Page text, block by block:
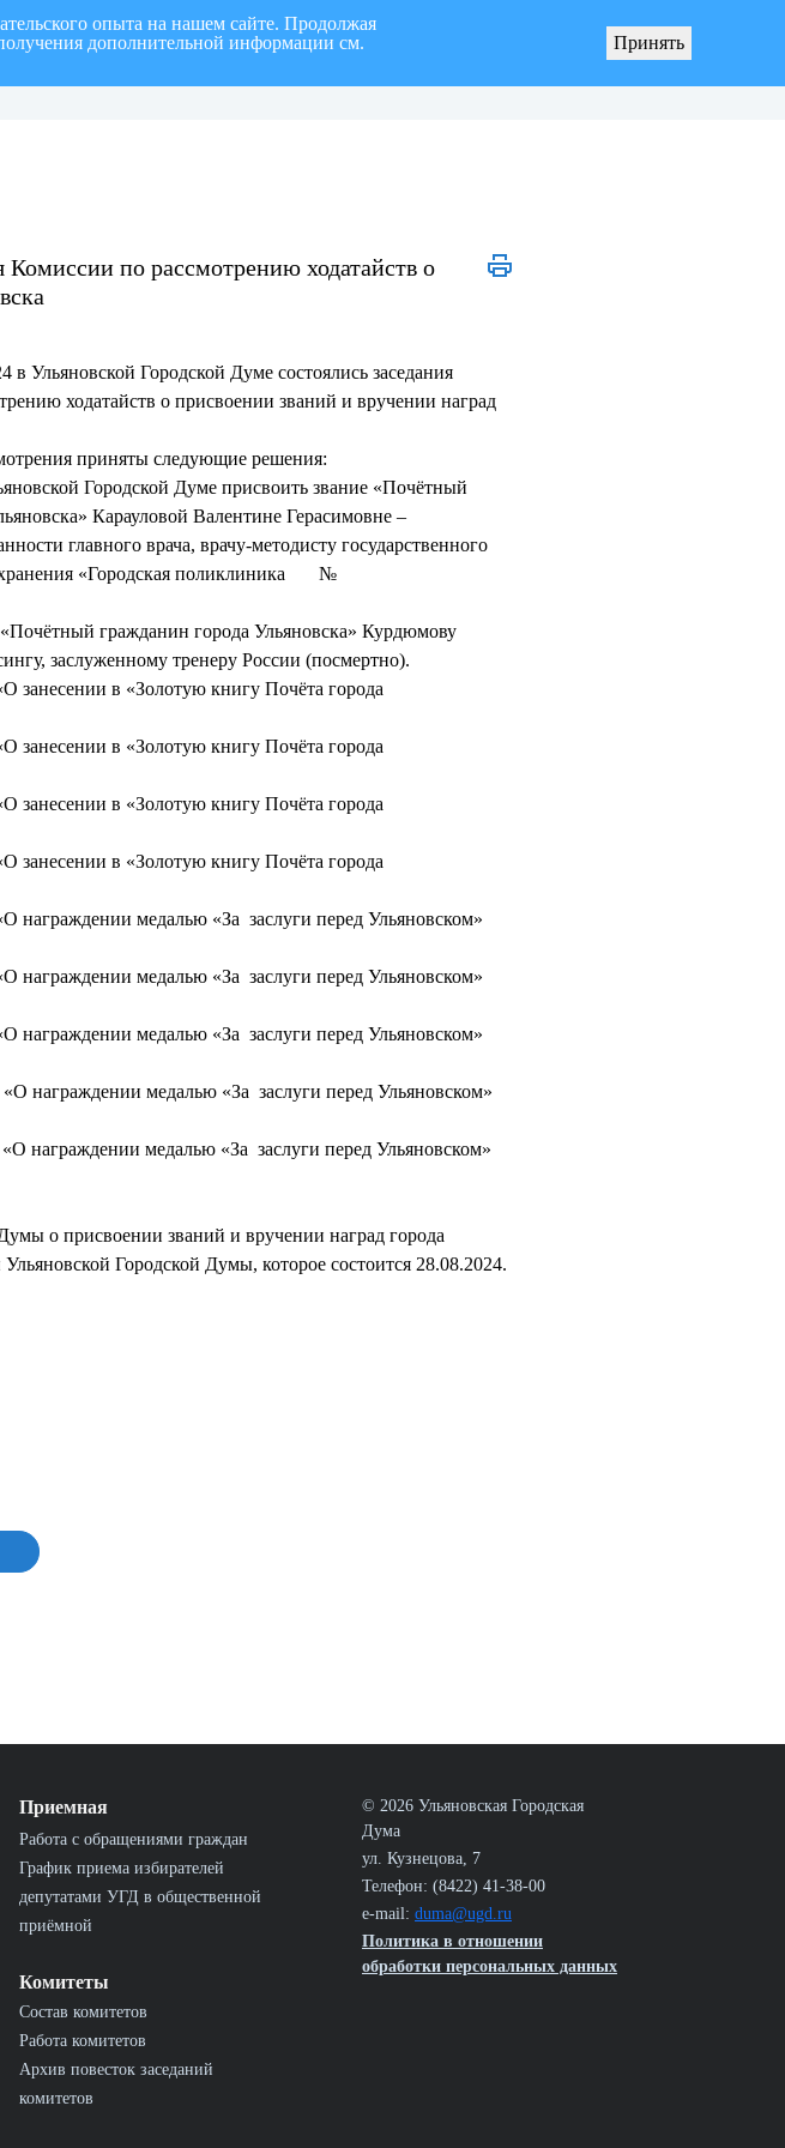
О мерах по
Комиссии по рассмотрению ходатайств о
в Ульяновской Городской Думе состоялись заседания
ходатайств о присвоении званий и вручении наград
приняты следующие решения:
Городской Думе присвоить звание «Почётный
Карауловой Валентине Герасимовне –
главного врача, врачу-методисту государственного
«Городская поликлиника №
гражданин города Ульяновска» Курдюмову
заслуженному тренеру России (посмертно).
занесении в «Золотую книгу Почёта города
занесении в «Золотую книгу Почёта города
занесении в «Золотую книгу Почёта города
занесении в «Золотую книгу Почёта города
награждении медалью «За заслуги перед Ульяновском»
награждении медалью «За заслуги перед Ульяновском»
награждении медалью «За заслуги перед Ульяновском»
награждении медалью «За заслуги перед Ульяновском»
награждении медалью «За заслуги перед Ульяновском»
о присвоении званий и вручении наград города
Городской Думы, которое состоится 28.08.2024.
Приемная
Работа с обращениями граждан
График приема избирателей
депутатами УГД в общественной
приёмной
Комитеты
Состав комитетов
Работа комитетов
Архив повесток заседаний
комитетов
© 2026 Ульяновская Городская
Дума
ул. Кузнецова, 7
Телефон: (8422) 41-38-00
e-mail: duma@ugd.ru
Политика в отношении
обработки персональных данных
опыта на нашем сайте. Продолжая
дополнительной информации см.
Принять